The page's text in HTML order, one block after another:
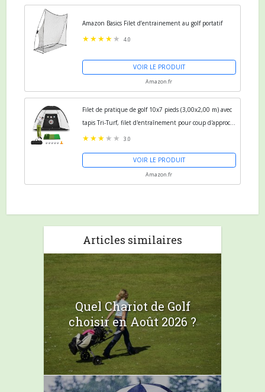
Amazon Basics Filet d’entrainement au golf portatif
4.0
VOIR LE PRODUIT
Amazon.fr
Filet de pratique de golf 10x7 pieds (3,00x2,00 m) avec
tapis Tri-Turf, filet d'entraînement pour coup d'approche
avec cible en nylon à bruit réduit (L)
3.0
VOIR LE PRODUIT
Amazon.fr
Articles similaires
Quel Chariot de Golf
choisir en Août 2026 ?